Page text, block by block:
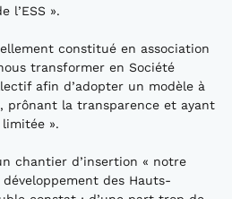
l’ESS ».
constitué en association
transformer en Société
afin d’adopter un modèle à
prônant la transparence et ayant
».
chantier d’insertion « notre
des Hauts-